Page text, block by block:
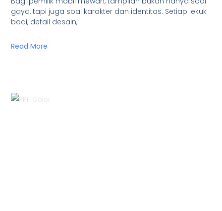
gaya, tapi juga soal karakter dan identitas. Setiap lekuk
bodi, detail desain,
Read More